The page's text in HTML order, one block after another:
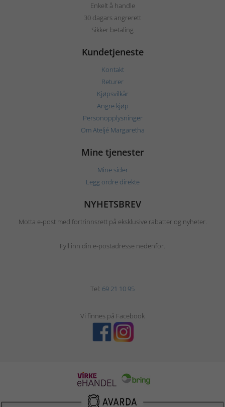
Enkelt å handle
30 dagars angrerett
Sikker betaling
Kundetjeneste
Kontakt
Returer
Kjøpsvilkår
Angre kjøp
Personopplysninger
Om Ateljé Margaretha
Mine tjenester
Mine sider
Legg ordre direkte
NYHETSBREV
Motta e-post med fortrinnsrett på eksklusive rabatter og nyheter.
Fyll inn din e-postadresse nedenfor.
Tel: 69 21 10 95
Vi finnes på Facebook